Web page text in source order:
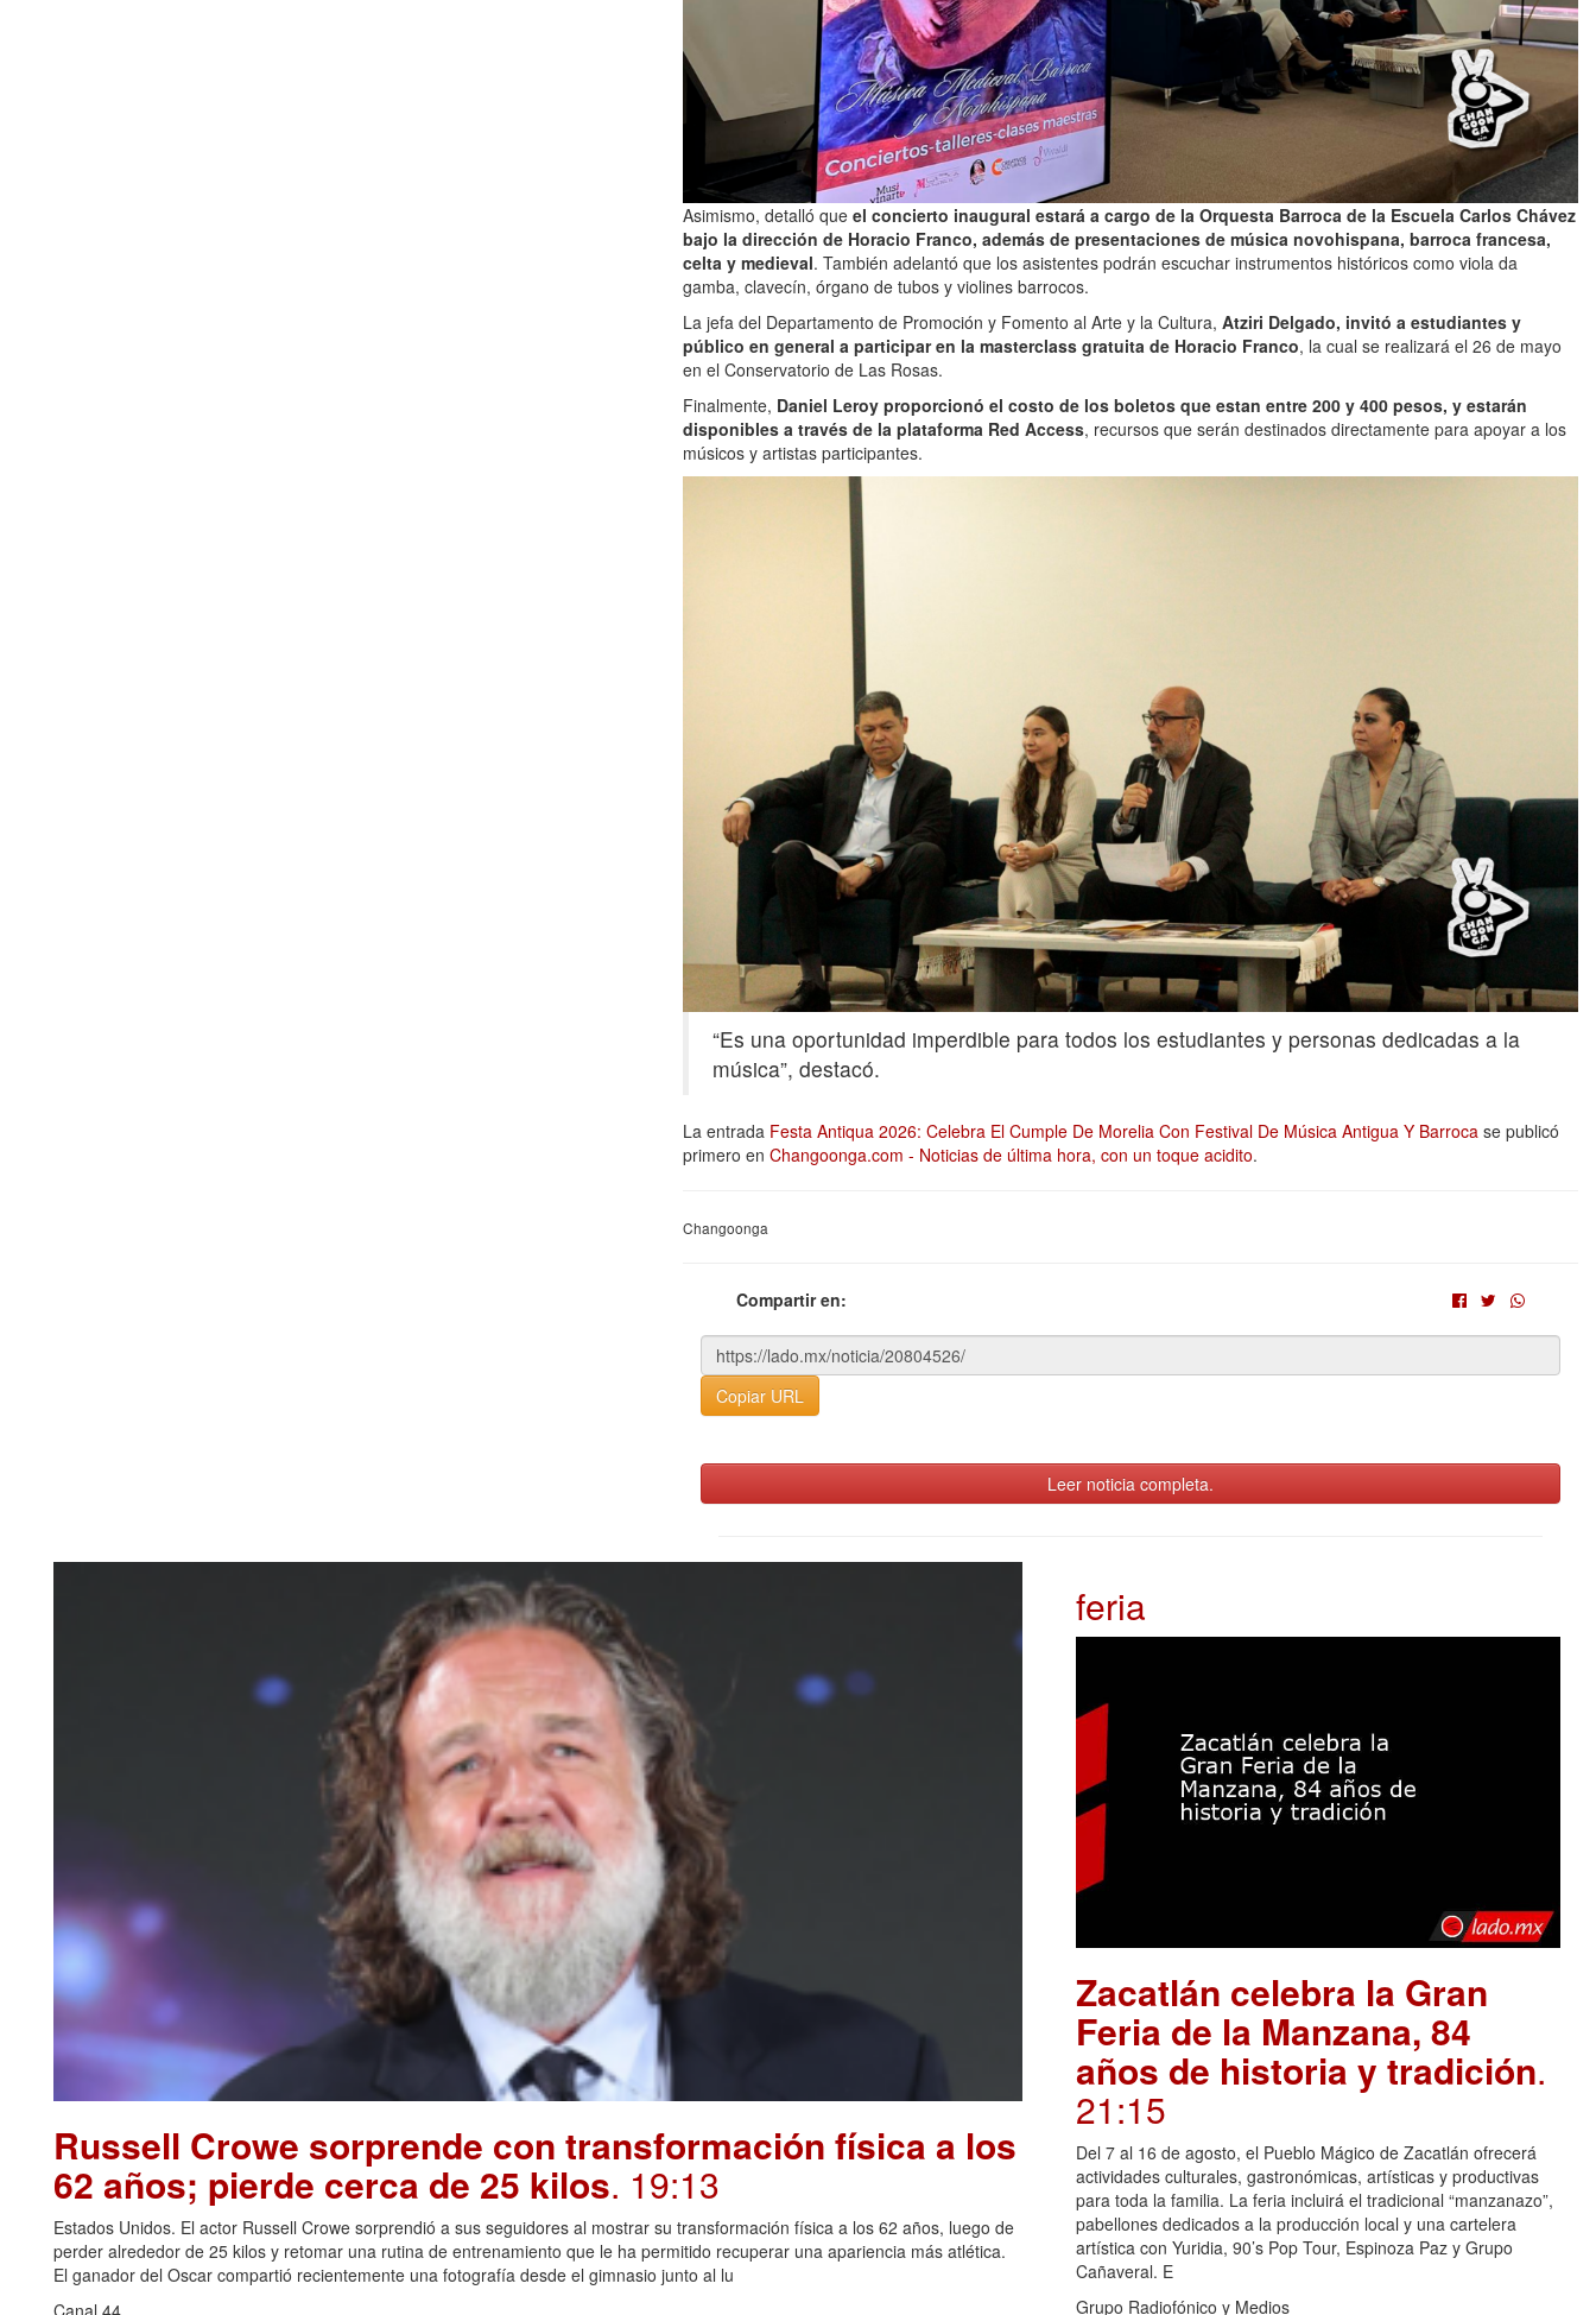
Asimismo, detalló que el concierto inaugural estará a cargo de la Orquesta Barroca de la Escuela Carlos Chávez
bajo la dirección de Horacio Franco, además de presentaciones de música novohispana, barroca francesa,
celta y medieval. También adelantó que los asistentes podrán escuchar instrumentos históricos como viola da
gamba, clavecín, órgano de tubos y violines barrocos.
La jefa del Departamento de Promoción y Fomento al Arte y la Cultura, Atziri Delgado, invitó a estudiantes y
público en general a participar en la masterclass gratuita de Horacio Franco, la cual se realizará el 26 de mayo
en el Conservatorio de Las Rosas.
Finalmente, Daniel Leroy proporcionó el costo de los boletos que estan entre 200 y 400 pesos, y estarán
disponibles a través de la plataforma Red Access, recursos que serán destinados directamente para apoyar a los
músicos y artistas participantes.
“Es una oportunidad imperdible para todos los estudiantes y personas dedicadas a la
música”, destacó.
La entrada Festa Antiqua 2026: Celebra El Cumple De Morelia Con Festival De Música Antigua Y Barroca se publicó
primero en Changoonga.com - Noticias de última hora, con un toque acidito.
Changoonga
Compartir en:
Copiar URL
Leer noticia completa.
Russell Crowe sorprende con transformación física a los
62 años; pierde cerca de 25 kilos. 19:13
Estados Unidos. El actor Russell Crowe sorprendió a sus seguidores al mostrar su transformación física a los 62 años, luego de
perder alrededor de 25 kilos y retomar una rutina de entrenamiento que le ha permitido recuperar una apariencia más atlética.
El ganador del Oscar compartió recientemente una fotografía desde el gimnasio junto al lu
feria
Zacatlán celebra la Gran
Feria de la Manzana, 84
años de historia y tradición.
21:15
Del 7 al 16 de agosto, el Pueblo Mágico de Zacatlán ofrecerá
actividades culturales, gastronómicas, artísticas y productivas
para toda la familia. La feria incluirá el tradicional “manzanazo”,
pabellones dedicados a la producción local y una cartelera
artística con Yuridia, 90’s Pop Tour, Espinoza Paz y Grupo
Cañaveral. E
Grupo Radiofónico y Medios